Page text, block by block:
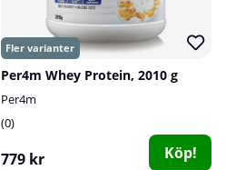
Per4m Whey Protein, 2010 g
Per4m
0
779 kr Köp!